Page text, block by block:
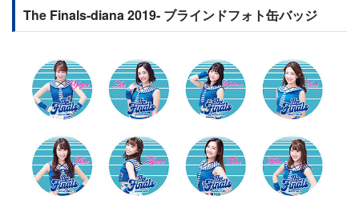
The Finals-diana 2019- ブラインドフォト缶バッジ